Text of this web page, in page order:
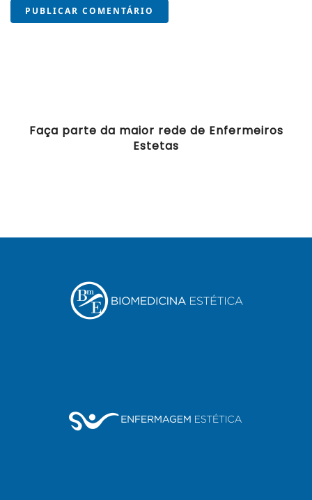
PUBLICAR COMENTÁRIO
Faça parte da maior rede de Enfermeiros
Estetas